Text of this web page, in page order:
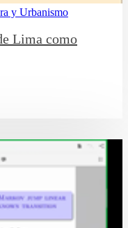
y Urbanismo
Lima como